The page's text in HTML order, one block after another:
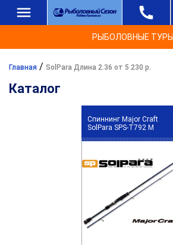
РЫБОЛОВНЫЕ ТУРЫ
Главная / SolPara Длина 2.36 от 5 230 р.
Каталог
Спиннинг Major Craft
SolPara SPS-T792 M